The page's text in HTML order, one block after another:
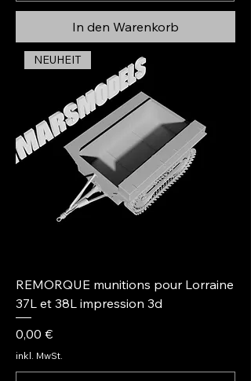
In den Warenkorb
NEUHEIT
REMORQUE munitions pour Lorraine
37L et 38L impression 3d
Preis
0,00 €
inkl. MwSt.